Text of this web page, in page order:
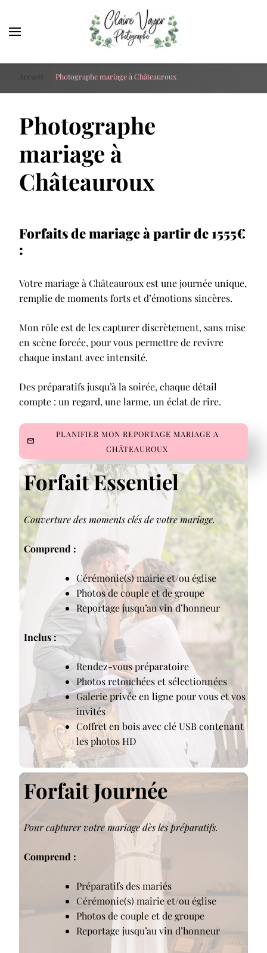
Claire Vayer Photographe
Votre photographe à Blois, Orléans et Tours
Accueil Photographe mariage à Châteauroux
Photographe
mariage à
Châteauroux
Forfaits de mariage à partir de 1555€
:
Votre mariage à Châteauroux est une journée unique,
remplie de moments forts et d’émotions sincères.
Mon rôle est de les capturer discrètement, sans mise
en scène forcée, pour vous permettre de revivre
chaque instant avec intensité.
Des préparatifs jusqu’à la soirée, chaque détail
compte : un regard, une larme, un éclat de rire.
PLANIFIER MON REPORTAGE MARIAGE A
CHÂTEAUROUX
Forfait Essentiel
Couverture des moments clés de votre mariage.
Comprend :
Cérémonie(s) mairie et/ou église
Photos de couple et de groupe
Reportage jusqu’au vin d’honneur
Inclus :
Rendez-vous préparatoire
Photos retouchées et sélectionnées
Galerie privée en ligne pour vous et vos
invités
Coffret en bois avec clé USB contenant
les photos HD
Forfait Journée
Pour capturer votre mariage dès les préparatifs.
Comprend :
Préparatifs des mariés
Cérémonie(s) mairie et/ou église
Photos de couple et de groupe
Reportage jusqu’au vin d’honneur